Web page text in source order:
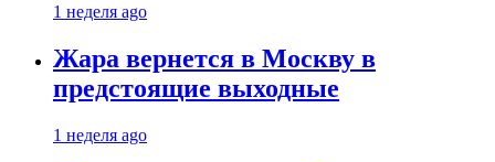
1 неделя ago
Жара вернется в Москву в
предстоящие выходные
1 неделя ago